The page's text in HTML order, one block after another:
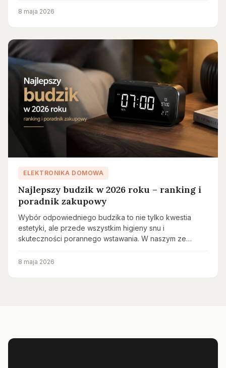
8 maja 2026
ELEKTRONIKA DOMOWA
Najlepszy budzik w 2026 roku – ranking i
poradnik zakupowy
Wybór odpowiedniego budzika to nie tylko kwestia
estetyki, ale przede wszystkim higieny snu i
skuteczności porannego wstawania. W naszym ze…
8 maja 2026